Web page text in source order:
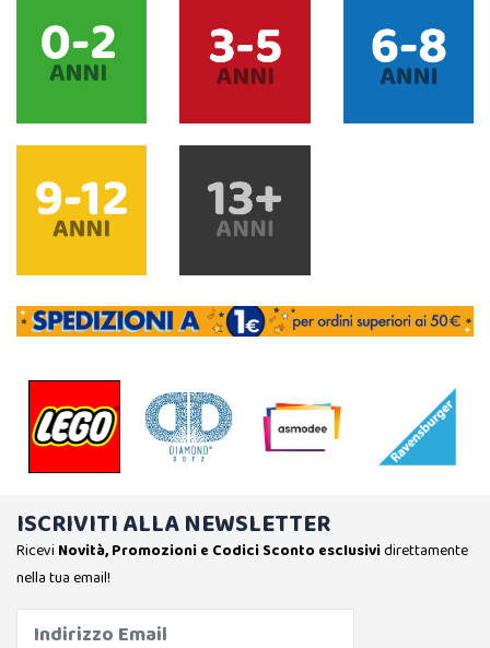
ISCRIVITI ALLA NEWSLETTER
Ricevi Novità, Promozioni e Codici Sconto esclusividirettamente
nella tua email!